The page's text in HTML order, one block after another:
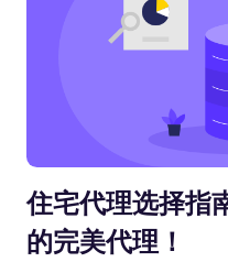
住宅代理选择指
的完美代理！